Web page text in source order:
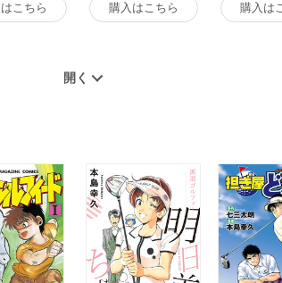
こちら 購入はこちら 購入は